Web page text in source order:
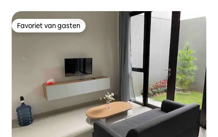
Favoriet van gasten
Favoriet van gasten